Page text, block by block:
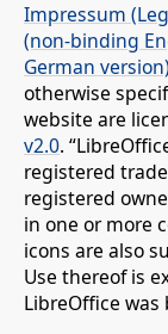
Impressum
(non-binding
German version)
otherwise
website are
v2.0.
registered
registered
in one or more
icons are also
Use thereof is
LibreOffice was